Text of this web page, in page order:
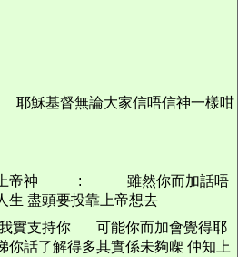
耶穌基督無論大家信唔信神一樣咁
帝神 :
雖然你而加話唔
生 盡頭要投靠上帝想去
實支持你
可能你而加會覺得耶
你話了解得多其實係未夠㗎 仲知上